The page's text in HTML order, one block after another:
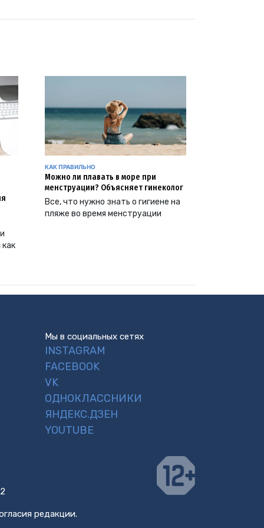
КАК ПРАВИЛЬНО
Можно ли плавать в море при
менструации? Объясняет гинеколог
Все, что нужно знать о гигиене на
пляже во время менструации
Мы в социальных сетях
INSTAGRAM
FACEBOOK
VK
ОДНОКЛАССНИКИ
ЯНДЕКС.ДЗЕН
YOUTUBE
редакции.